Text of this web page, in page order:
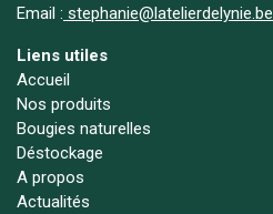
Email : stephanie@latelierdelynie.be
Liens utiles
Accueil
Nos produits
Bougies naturelles
Déstockage
A propos
Actualités